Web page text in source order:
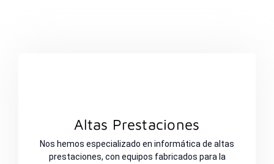
Altas Prestaciones
Nos hemos especializado en informática de altas
prestaciones, con equipos fabricados para la